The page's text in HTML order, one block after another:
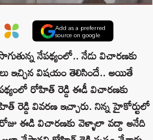
Add as a preferred
source on google
నేపథ్యంలో.. నేడు విచారణకు
ఇచ్చిన విషయం తెలిసిందే.. అయితే
రోహిత్‌ రెడ్డి ఈడీ విచారణకు
రెడ్డి వివరణ ఇచ్చారు. నిన్న హైకోర్టులో
ఈడి విచారణకు వెళ్ళాలా వద్దా అనేది